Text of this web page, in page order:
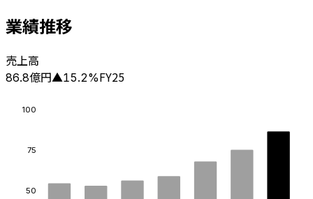
業績推移
売上高
86.8億円▲15.2%FY25
50
75
100